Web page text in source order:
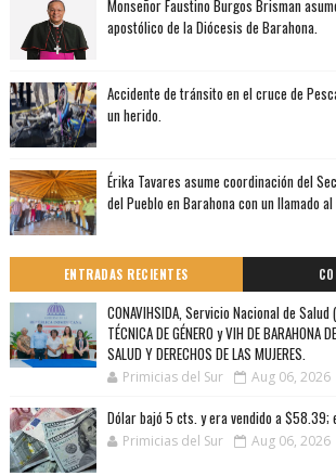
Monseñor Faustino Burgos Brisman
apostólico de la Diócesis de Barahona.
Accidente de tránsito en el cruce de
un herido.
Érika Tavares asume coordinación del
del Pueblo en Barahona con un llamado
ENTRADAS RECIENTES
CONAVIHSIDA, Servicio Nacional de Salud
TÉCNICA DE GÉNERO y VIH DE BARAHONA
SALUD Y DERECHOS DE LAS MUJERES.
Primicias del Sur Aug 06, 2026
Dólar bajó 5 cts. y era vendido a
Primicias del Sur Aug 06, 2026